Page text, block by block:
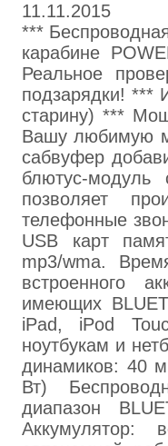
11.11.2015
***
карабине
Реальное
подзарядки! ***
старину) ***
Вашу любимую
сабвуфер
блютус-
позволяет
телефонные
USB карт
mp3/wma.
встроенного
имеющих
iPad, iPod
ноутбукам и
динамиков: 40
Вт)
диапазон
Аккумулятор: